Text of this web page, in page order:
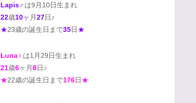
Lapis♂は9月10日生まれ
22歳10ヶ月27日♪
★23歳の誕生日まで35日★
Luna♀ は1月29日生まれ
21歳6ヶ月8日♪
★22歳の誕生日まで176日★